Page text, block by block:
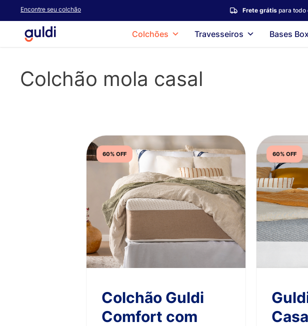
content
Encontre seu colchão Frete grátispara todo
Colchões Travesseiros Bases Box
Colchão mola casal
60% OFF
Colchão Guldi
Comfort com
60% OFF